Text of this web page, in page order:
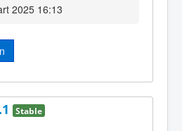
2025 16:13
Stable